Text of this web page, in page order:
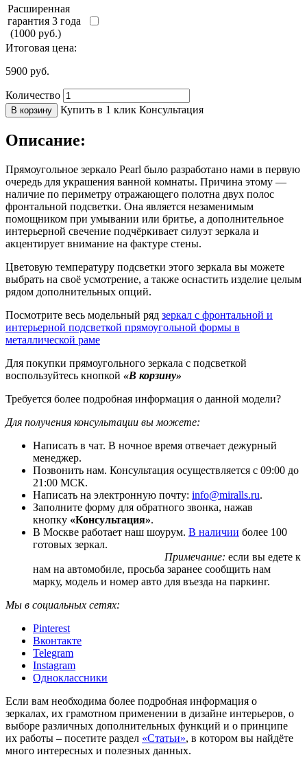
Расширенная
гарантия 3 года
(1000 руб.)
Итоговая цена:
5900 руб.
Количество
В корзину Купить в 1 клик Консультация
Описание:
Прямоугольное зеркало Pearl было разработано нами в первую
очередь для украшения ванной комнаты. Причина этому —
наличие по периметру отражающего полотна двух полос
фронтальной подсветки. Она является незаменимым
помощником при умывании или бритье, а дополнительное
интерьерной свечение подчёркивает силуэт зеркала и
акцентирует внимание на фактуре стены.
Цветовую температуру подсветки этого зеркала вы можете
выбрать на своё усмотрение, а также оснастить изделие целым
рядом дополнительных опций.
Посмотрите весь модельный ряд зеркал с фронтальной и
интерьерной подсветкой прямоугольной формы в
металлической раме
Для покупки прямоугольного зеркала с подсветкой
воспользуйтесь кнопкой «В корзину»
Требуется более подробная информация о данной модели?
Для получения консультации вы можете:
Написать в чат. В ночное время отвечает дежурный
менеджер.
Позвонить нам. Консультация осуществляется с 09:00 до
21:00 МСК.
Написать на электронную почту: info@miralls.ru.
Заполните форму для обратного звонка, нажав
кнопку «Консультация».
В Москве работает наш шоурум. В наличии более 100
готовых зеркал.
Примечание: если вы едете к
нам на автомобиле, просьба заранее сообщить нам
марку, модель и номер авто для въезда на паркинг.
Мы в социальных сетях:
Pinterest
Вконтакте
Telegram
Instagram
Одноклассники
Если вам необходима более подробная информация о
зеркалах, их грамотном применении в дизайне интерьеров, о
выборе различных дополнительных функций и о принципе
их работы – посетите раздел «Статьи», в котором вы найдёте
много интересных и полезных данных.